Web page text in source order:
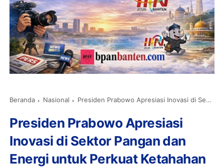
Beranda Nasional Presiden Prabowo Apresiasi Inovasi di Sektor Pangan dan Energi untuk Perkuat Ketahahan Nasional
Presiden Prabowo Apresiasi
Inovasi di Sektor Pangan dan
Energi untuk Perkuat Ketahahan